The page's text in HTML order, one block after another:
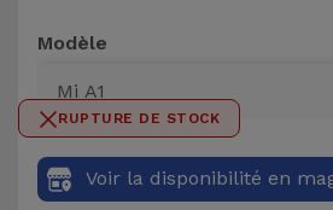
Autres
Marques
Montres
et
Bracelets
Chaînes
Modèle
RUPTURE DE STOCK
Voir la disponibilité en